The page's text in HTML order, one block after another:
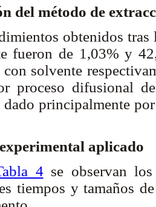
del método de
obtenidos
fueron de 1,03% y
solvente
proceso difusional
dado principalmente
aplicado
4se observan los
tiempos y tamaños